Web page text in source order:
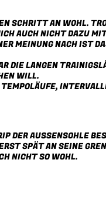
SCHRITT AN WOHL.
AUCH NICHT DAZU MIT
MEINUNG NACH IST
DIE LANGEN
WILL.
DER AUSSENSOHLE
SPÄT AN SEINE
NICHT SO WOHL.